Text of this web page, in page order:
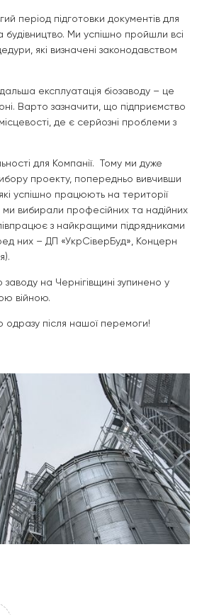
період підготовки документів для
Ми успішно пройшли всі
які визначені законодавством
експлуатація біозаводу – це
Варто зазначити, що підприємство
де є серйозні проблеми з
для Компанії. Тому ми дуже
проекту, попередньо вивчивши
успішно працюють на території
вибирали професійних та надійних
з найкращими підрядниками
них – ДП «УкрСіверБуд», Концерн
заводу на Чернігівщині зупинено у
війною.
одразу після нашої перемоги!